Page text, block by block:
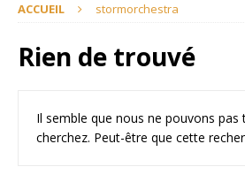
ACCUEIL stormorchestra
Rien de trouvé
Il semble que nous ne pouvons pas
cherchez. Peut-être que cette